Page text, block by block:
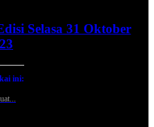
Selasa 31 Oktober
ini: